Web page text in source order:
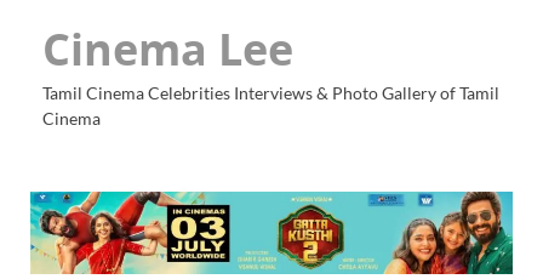
Cinema Lee
Tamil Cinema Celebrities Interviews & Photo Gallery of Tamil
Cinema